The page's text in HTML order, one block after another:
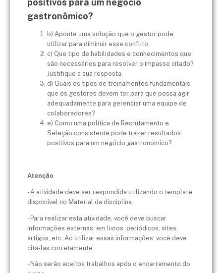
gastronômico?
b) Aponte uma solução que o gestor pode
utilizar para diminuir esse conflito.
c) Que tipo de habilidades e conhecimentos que
são necessários para resolver o impasse citado?
Justifique a sua resposta.
d) Quais os tipos de treinamentos fundamentais
que os gestores devem ter para que possa agir
adequadamente para gerenciar uma equipe de
colaboradores?
e) Como uma política de Recrutamento e
Seleção consistente pode trazer resultados
positivos para um negócio gastronômico?
Atenção
- A atividade deve ser respondida utilizando o template
disponível no Material da disciplina.
- Para realizar esta atividade, você deve buscar
informações externas, em livros, periódicos, sites,
artigos, etc. Ao utilizar essas informações, você deve
citá-las corretamente.
- Não serão aceitos trabalhos após o encerramento do